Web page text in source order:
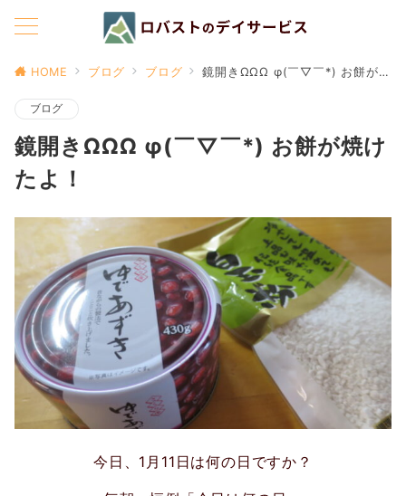
HOME ブログ ブログ 鏡開きΩΩΩ φ(￣▽￣*) お餅が焼けたよ！
ブログ
鏡開きΩΩΩ φ(￣▽￣*) お餅が焼け
たよ！
今日、1月11日は何の日ですか？